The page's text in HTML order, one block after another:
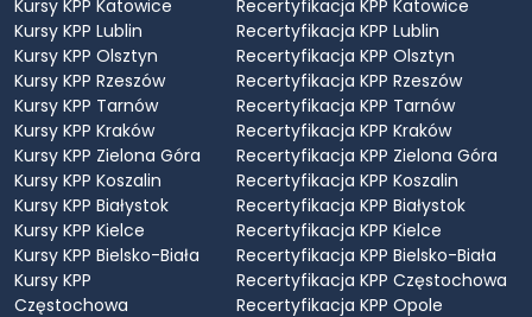
Kursy KPP Katowice
Kursy KPP Lublin
Kursy KPP Olsztyn
Kursy KPP Rzeszów
Kursy KPP Tarnów
Kursy KPP Kraków
Kursy KPP Zielona Góra
Kursy KPP Koszalin
Kursy KPP Białystok
Kursy KPP Kielce
Kursy KPP Bielsko-Biała
Kursy KPP
Częstochowa
Recertyfikacja KPP Katowice
Recertyfikacja KPP Lublin
Recertyfikacja KPP Olsztyn
Recertyfikacja KPP Rzeszów
Recertyfikacja KPP Tarnów
Recertyfikacja KPP Kraków
Recertyfikacja KPP Zielona Góra
Recertyfikacja KPP Koszalin
Recertyfikacja KPP Białystok
Recertyfikacja KPP Kielce
Recertyfikacja KPP Bielsko-Biała
Recertyfikacja KPP Częstochowa
Recertyfikacja KPP Opole